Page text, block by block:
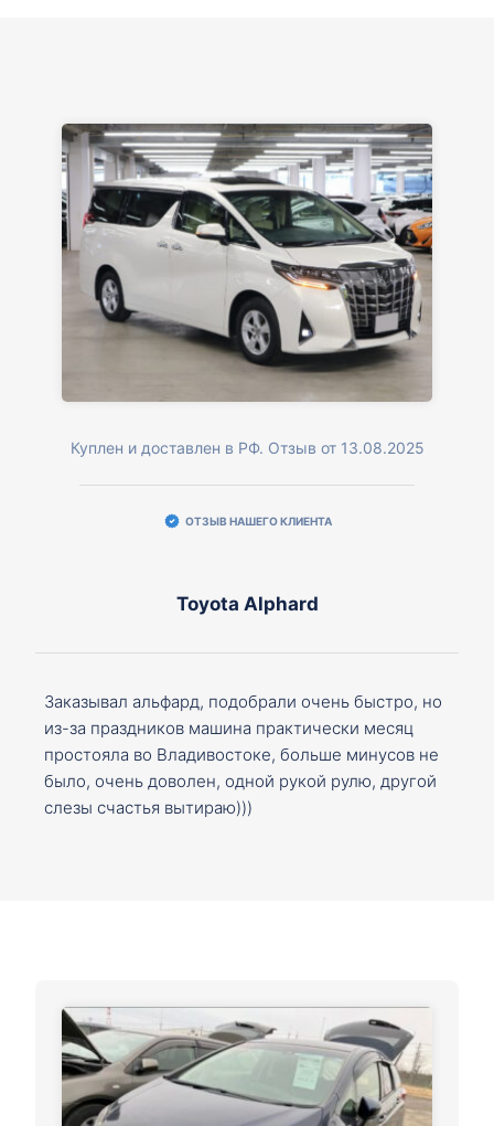
Куплен и доставлен в РФ. Отзыв от 13.08.2025
ОТЗЫВ НАШЕГО КЛИЕНТА
Toyota Alphard
Заказывал альфард, подобрали очень быстро, но
из-за праздников машина практически месяц
простояла во Владивостоке, больше минусов не
было, очень доволен, одной рукой рулю, другой
слезы счастья вытираю)))